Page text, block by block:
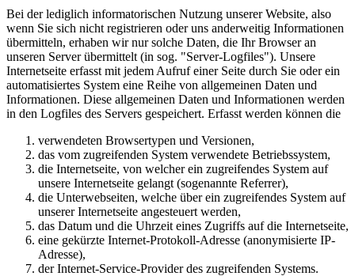
Bei der lediglich informatorischen Nutzung unserer Website, also
wenn Sie sich nicht registrieren oder uns anderweitig Informationen
übermitteln, erhaben wir nur solche Daten, die Ihr Browser an
unseren Server übermittelt (in sog. "Server-Logfiles"). Unsere
Internetseite erfasst mit jedem Aufruf einer Seite durch Sie oder ein
automatisiertes System eine Reihe von allgemeinen Daten und
Informationen. Diese allgemeinen Daten und Informationen werden
in den Logfiles des Servers gespeichert. Erfasst werden können die
verwendeten Browsertypen und Versionen,
das vom zugreifenden System verwendete Betriebssystem,
die Internetseite, von welcher ein zugreifendes System auf
unsere Internetseite gelangt (sogenannte Referrer),
die Unterwebseiten, welche über ein zugreifendes System auf
unserer Internetseite angesteuert werden,
das Datum und die Uhrzeit eines Zugriffs auf die Internetseite,
eine gekürzte Internet-Protokoll-Adresse (anonymisierte IP-
Adresse),
der Internet-Service-Provider des zugreifenden Systems.